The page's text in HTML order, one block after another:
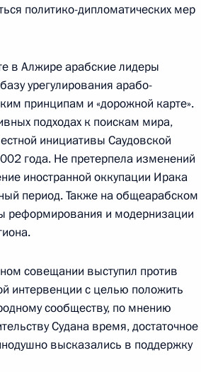
группы
эффективности
объектов
наследия,
2026 года, 15:00
политико-дипломатических мер
в Алжире арабские лидеры
урегулирования арабо-
принципам и «дорожной карте».
подходах к поискам мира,
инициативы Саудовской
года. Не претерпела изменений
иностранной оккупации Ирака
период. Также на общеарабском
реформирования и модернизации
совещании выступил против
интервенции с целью положить
сообществу, по мнению
Судана время, достаточное
высказались в поддержку